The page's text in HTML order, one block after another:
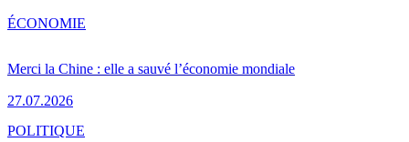
Merci la Chine : elle a sauvé l’économie mondiale
27.07.2026
ÉCONOMIE
POLITIQUE